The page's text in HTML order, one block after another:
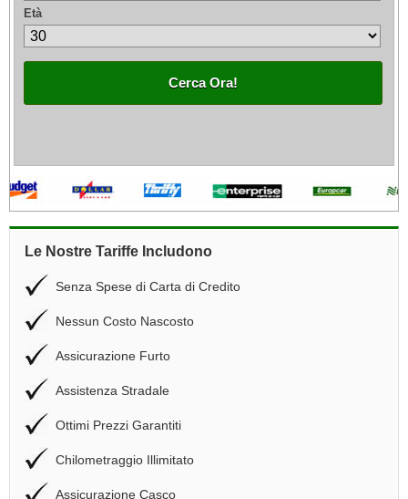
Età
Cerca Ora!
Le Nostre Tariffe Includono
Senza Spese di Carta di Credito
Nessun Costo Nascosto
Assicurazione Furto
Assistenza Stradale
Ottimi Prezzi Garantiti
Chilometraggio Illimitato
Assicurazione Casco